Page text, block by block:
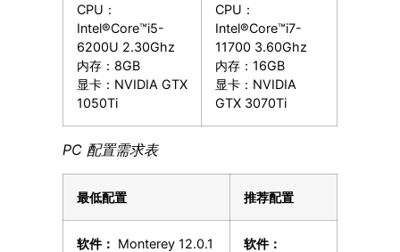
CPU：
Intel®Core™i5-
6200U 2.30Ghz
内存：8GB
显卡：NVIDIA GTX
1050Ti
CPU：
Intel®Core™i7-
11700 3.60Ghz
内存：16GB
显卡：NVIDIA
GTX 3070Ti
PC 配置需求表
最低配置 推荐配置
软件： Monterey 12.0.1
软件：